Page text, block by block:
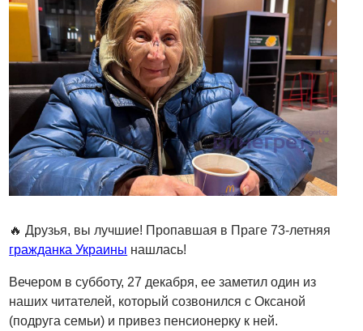
🔥 Друзья, вы лучшие! Пропавшая в Праге 73-летняя
гражданка Украины нашлась!
Вечером в субботу, 27 декабря, ее заметил один из
наших читателей, который созвонился с Оксаной
(подруга семьи) и привез пенсионерку к ней.